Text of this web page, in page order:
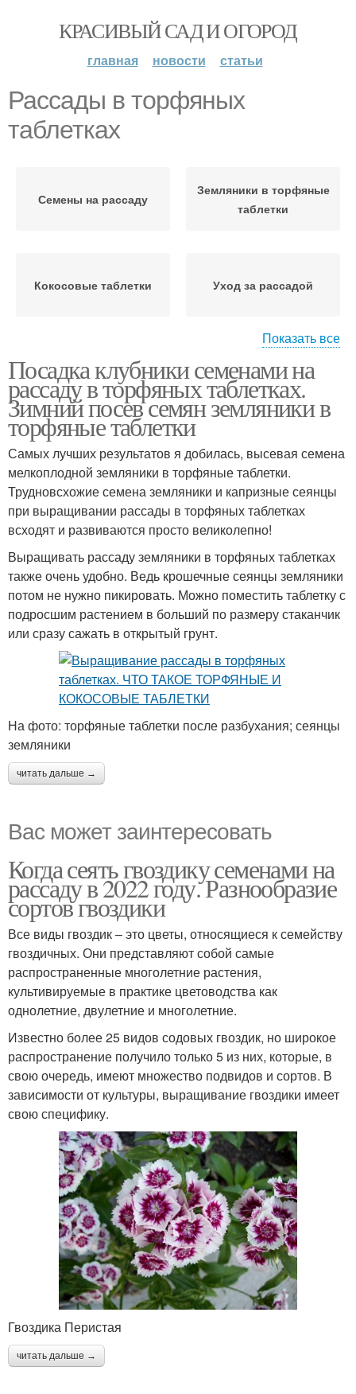
КРАСИВЫЙ САД И ОГОРОД
главная новости статьи
Рассады в торфяных
таблетках
Семены на рассаду
Земляники в торфяные
таблетки
Кокосовые таблетки Уход за рассадой
Клубники на рассаду Семена на рассаду
Семена в торфяные
таблетки
Торфяные таблетки
Таблетки в
садоводстве
Семена в торфяную
таблетку
Рассада в квартире
Показать все
Посадка клубники семенами на
рассаду в торфяных таблетках.
Зимний посев семян земляники в
торфяные таблетки
Самых лучших результатов я добилась, высевая семена
мелкоплодной земляники в торфяные таблетки.
Трудновсхожие семена земляники и капризные сеянцы
при выращивании рассады в торфяных таблетках
всходят и развиваются просто великолепно!
Выращивать рассаду земляники в торфяных таблетках
также очень удобно. Ведь крошечные сеянцы земляники
потом не нужно пикировать. Можно поместить таблетку с
подросшим растением в больший по размеру стаканчик
или сразу сажать в открытый грунт.
На фото: торфяные таблетки после разбухания; сеянцы
земляники
читать дальше →
Вас может заинтересовать
Когда сеять гвоздику семенами на
рассаду в 2022 году. Разнообразие
сортов гвоздики
Все виды гвоздик – это цветы, относящиеся к семейству
гвоздичных. Они представляют собой самые
распространенные многолетние растения,
культивируемые в практике цветоводства как
однолетние, двулетние и многолетние.
Известно более 25 видов содовых гвоздик, но широкое
распространение получило только 5 из них, которые, в
свою очередь, имеют множество подвидов и сортов. В
зависимости от культуры, выращивание гвоздики имеет
свою специфику.
Гвоздика Перистая
читать дальше →